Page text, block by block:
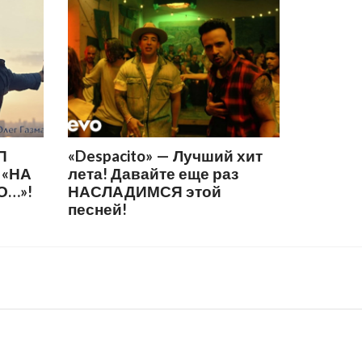
«Despacito» — Лучший хит
лета! Давайте еще раз
НАСЛАДИМСЯ этой
песней!